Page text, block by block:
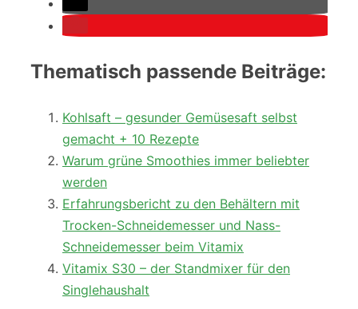
Thematisch passende Beiträge:
Kohlsaft – gesunder Gemüsesaft selbst
gemacht + 10 Rezepte
Warum grüne Smoothies immer beliebter
werden
Erfahrungsbericht zu den Behältern mit
Trocken-Schneidemesser und Nass-
Schneidemesser beim Vitamix
Vitamix S30 – der Standmixer für den
Singlehaushalt